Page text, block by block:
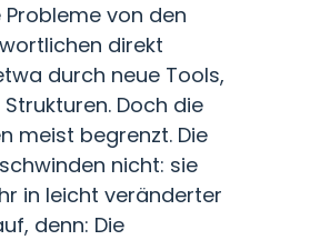
von den
direkt
durch neue Tools,
Doch die
meist begrenzt. Die
nicht: sie
in leicht veränderter
denn: Die